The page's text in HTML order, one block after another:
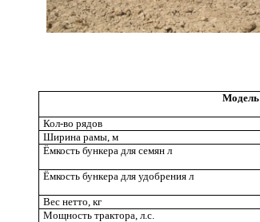
Модель
Кол-во рядов
Ширина рамы, м
Ёмкость бункера для семян л
Ёмкость бункера для удобрения л
Вес нетто кг
Мощность трактора , л. с